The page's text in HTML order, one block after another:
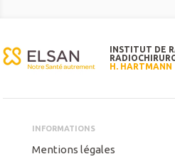
INSTITUT DE
H. HARTMANN
INFORMATIONS
Mentions légales